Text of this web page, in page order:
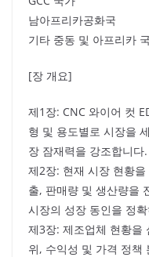
남아프리카공화국
기타 중동 및 아프리카
[장 개요]
제1장: CNC 와이어 컷
형 및 용도별로 시장을
장 잠재력을 강조합니다.
제2장: 현재 시장 현황
출, 판매량 및 생산량을
시장의 성장 동인을 정
제3장: 제조업체 현황을
위, 수익성 및 가격 정책